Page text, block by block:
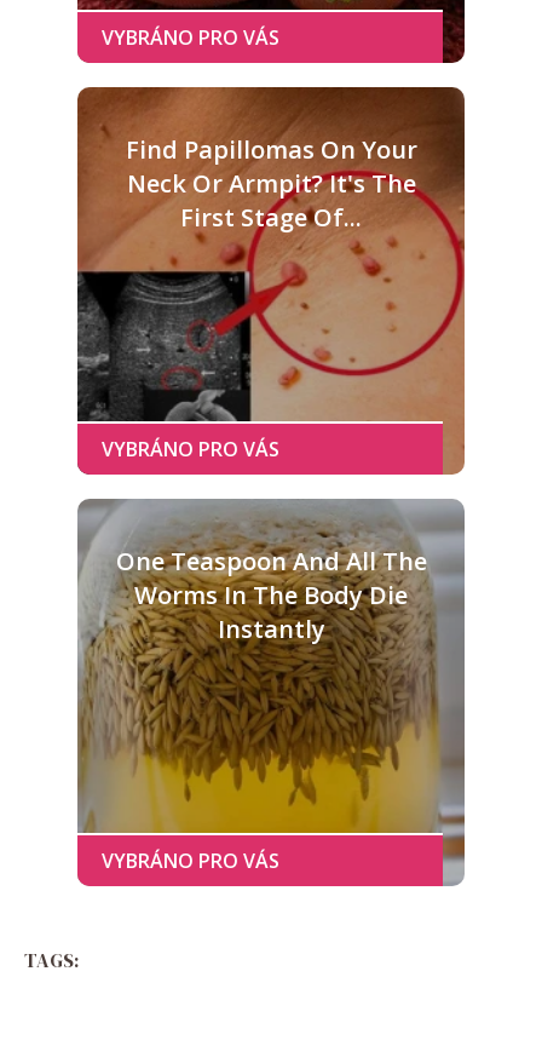
Find Papillomas On Your
Neck Or Armpit? It's The
First Stage Of...
One Teaspoon And All The
Worms In The Body Die
Instantly
TAGS: